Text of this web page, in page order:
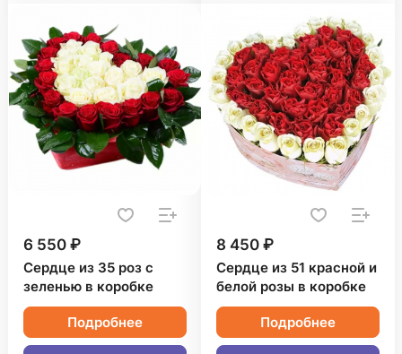
6 550 ₽
Сердце из 35 роз с
зеленью в коробке
Подробнее
8 450 ₽
Сердце из 51 красной и
белой розы в коробке
Подробнее